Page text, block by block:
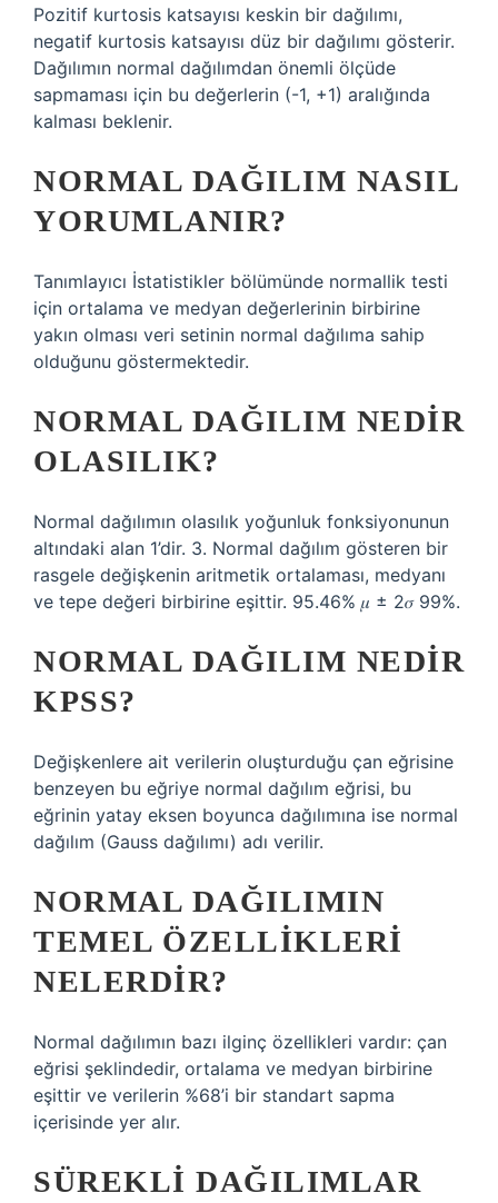
Pozitif kurtosis katsayısı keskin bir dağılımı,
negatif kurtosis katsayısı düz bir dağılımı gösterir.
Dağılımın normal dağılımdan önemli ölçüde
sapmaması için bu değerlerin (-1, +1) aralığında
kalması beklenir.
NORMAL DAĞILIM NASIL
YORUMLANIR?
Tanımlayıcı İstatistikler bölümünde normallik testi
için ortalama ve medyan değerlerinin birbirine
yakın olması veri setinin normal dağılıma sahip
olduğunu göstermektedir.
NORMAL DAĞILIM NEDIR
OLASILIK?
Normal dağılımın olasılık yoğunluk fonksiyonunun
altındaki alan 1’dir. 3. Normal dağılım gösteren bir
rasgele değişkenin aritmetik ortalaması, medyanı
ve tepe değeri birbirine eşittir. 95.46% 𝜇 ± 2𝜎 99%.
NORMAL DAĞILIM NEDIR
KPSS?
Değişkenlere ait verilerin oluşturduğu çan eğrisine
benzeyen bu eğriye normal dağılım eğrisi, bu
eğrinin yatay eksen boyunca dağılımına ise normal
dağılım (Gauss dağılımı) adı verilir.
NORMAL DAĞILIMIN
TEMEL ÖZELLIKLERI
NELERDIR?
Normal dağılımın bazı ilginç özellikleri vardır: çan
eğrisi şeklindedir, ortalama ve medyan birbirine
eşittir ve verilerin %68’i bir standart sapma
içerisinde yer alır.
SÜREKLI DAĞILIMLAR